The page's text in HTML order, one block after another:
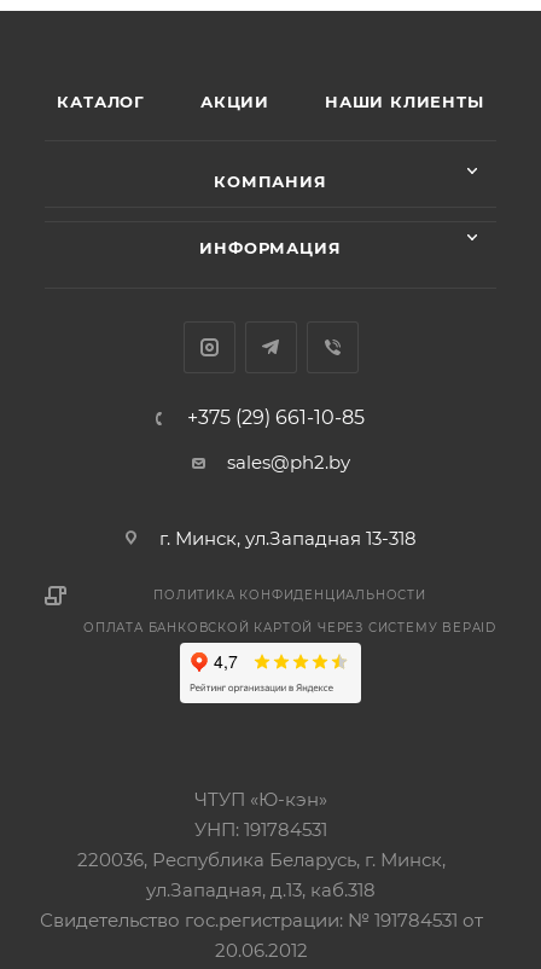
КАТАЛОГ АКЦИИ НАШИ КЛИЕНТЫ
КОМПАНИЯ
ИНФОРМАЦИЯ
+375 (29) 661-10-85
sales@ph2.by
г. Минск, ул.Западная 13-318
ПОЛИТИКА КОНФИДЕНЦИАЛЬНОСТИ
ОПЛАТА БАНКОВСКОЙ КАРТОЙ ЧЕРЕЗ СИСТЕМУ BEPAID
ЧТУП «Ю-кэн»
УНП: 191784531
220036, Республика Беларусь, г. Минск,
ул.Западная, д.13, каб.318
Свидетельство гос.регистрации: № 191784531 от
20.06.2012